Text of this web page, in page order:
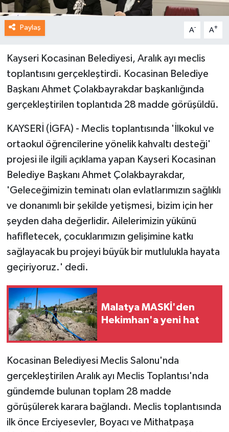
Paylaş A- A+
Kayseri Kocasinan Belediyesi, Aralık ayı meclis
toplantısını gerçekleştirdi. Kocasinan Belediye
Başkanı Ahmet Çolakbayrakdar başkanlığında
gerçekleştirilen toplantıda 28 madde görüşüldü.
KAYSERİ (İGFA) - Meclis toplantısında 'İlkokul ve
ortaokul öğrencilerine yönelik kahvaltı desteği'
projesi ile ilgili açıklama yapan Kayseri Kocasinan
Belediye Başkanı Ahmet Çolakbayrakdar,
'Geleceğimizin teminatı olan evlatlarımızın sağlıklı
ve donanımlı bir şekilde yetişmesi, bizim için her
şeyden daha değerlidir. Ailelerimizin yükünü
hafifletecek, çocuklarımızın gelişimine katkı
sağlayacak bu projeyi büyük bir mutlulukla hayata
geçiriyoruz.' dedi.
Malatya MASKİ'den
Hekimhan'a yeni hat
Kocasinan Belediyesi Meclis Salonu'nda
gerçekleştirilen Aralık ayı Meclis Toplantısı'nda
gündemde bulunan toplam 28 madde
görüşülerek karara bağlandı. Meclis toplantısında
ilk önce Erciyesevler, Boyacı ve Mithatpaşa